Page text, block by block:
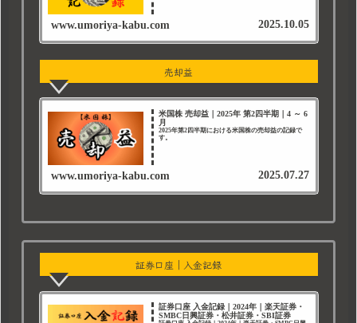
www.umoriya-kabu.com 2025.10.05
売却益
米国株 売却益｜2025年 第2四半期｜4 ～ 6
月
2025年第2四半期における米国株の売却益の記録で
す。
www.umoriya-kabu.com 2025.07.27
証券口座｜入金記録
証券口座 入金記録｜2024年｜楽天証券・
SMBC日興証券・松井証券・SBI証券